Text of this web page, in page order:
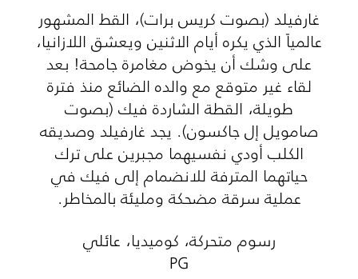
غارفيلد (بصوت كريس برات)، القط المشهور
عالمياً الذي يكره أيام الاثنين ويعشق اللازانيا،
على وشك أن يخوض مغامرة جامحة! بعد
لقاء غير متوقع مع والده الضائع منذ فترة
طويلة، القطة الشاردة فيك (بصوت
صامويل إل جاكسون). يجد غارفيلد وصديقه
الكلب أودي نفسيهما مجبرين على ترك
حياتهما المترفة للانضمام إلى فيك في
عملية سرقة مضحكة ومليئة بالمخاطر.
رسوم متحركة، كوميديا، عائلي
PG